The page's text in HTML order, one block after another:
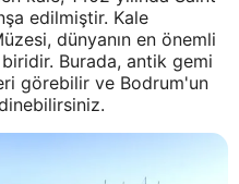
edilmiştir. Kale
dünyanın en önemli
Burada, antik gemi
görebilir ve Bodrum'un